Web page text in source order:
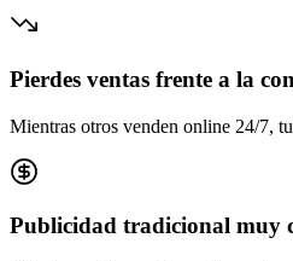
Pierdes ventas frente a la
Mientras otros venden online 24/7,
Publicidad tradicional muy